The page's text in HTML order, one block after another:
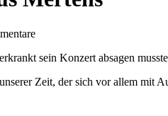
sein Konzert absagen
Zeit, der sich vor allem mit